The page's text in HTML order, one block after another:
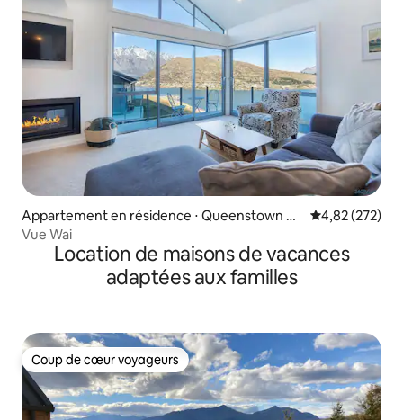
Appartement en résidence ⋅ Queenstown Hil
l
Évaluation
4,82 (272)
Vue Wai
Location de maisons de vacances
adaptées aux familles
Coup de cœur voyageurs
Coup de cœur voyageurs